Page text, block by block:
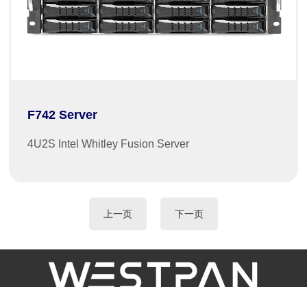
F742 Server
4U2S Intel Whitley Fusion Server
上一页 下一页